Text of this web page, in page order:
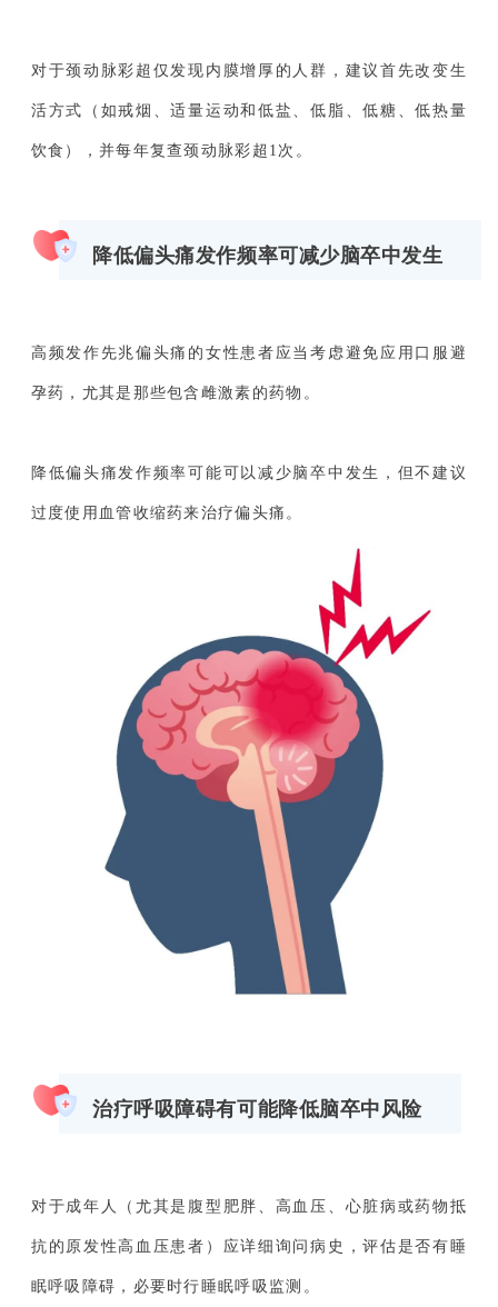
对于颈动脉彩超仅发现内膜增厚的人群，建议首先改变生
活方式（如戒烟、适量运动和低盐、低脂、低糖、低热量
饮食），并每年复查颈动脉彩超1次。
降低偏头痛发作频率可减少脑卒中发生
高频发作先兆偏头痛的女性患者应当考虑避免应用口服避
孕药，尤其是那些包含雌激素的药物。
降低偏头痛发作频率可能可以减少脑卒中发生，但不建议
过度使用血管收缩药来治疗偏头痛。
治疗呼吸障碍有可能降低脑卒中风险
对于成年人（尤其是腹型肥胖、高血压、心脏病或药物抵
抗的原发性高血压患者）应详细询问病史，评估是否有睡
眠呼吸障碍，必要时行睡眠呼吸监测。